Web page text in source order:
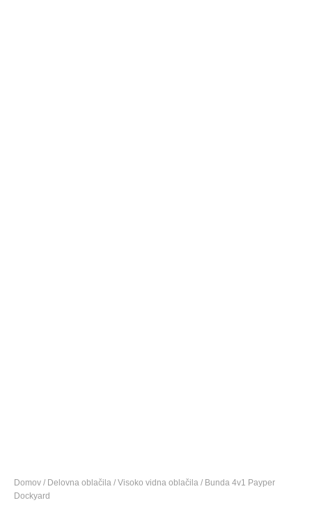
Domov / Delovna oblačila / Visoko vidna oblačila / Bunda 4v1 Payper
Dockyard